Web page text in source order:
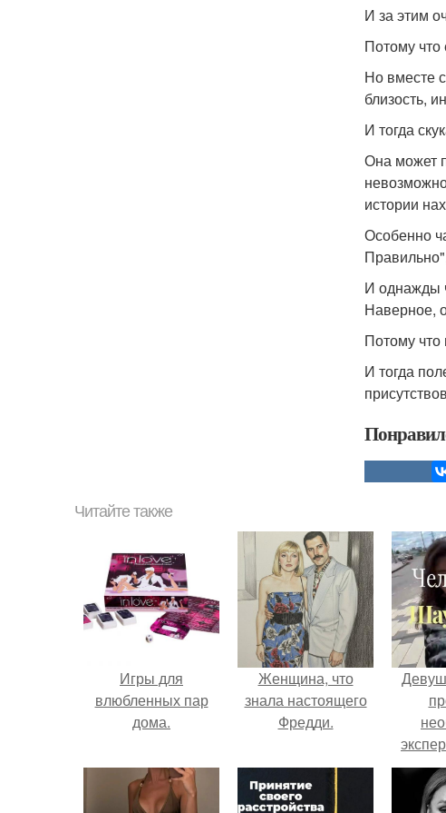
И за этим
Потому что
Но вместе
близость,
И тогда
Она может
истории
Особенно
И однажды
Наверное,
Потому что
И тогда
Читайте также
Игры для
влюбленных пар
дома.
Женщина, что
знала настоящего
Фредди.